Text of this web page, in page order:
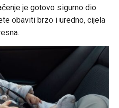
je gotovo sigurno dio
obaviti brzo i uredno, cijela